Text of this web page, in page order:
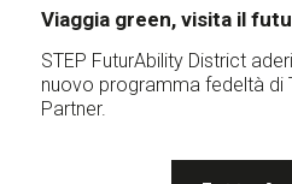
Viaggia green, visita il
STEP FuturAbility District
nuovo programma fedeltà di
Partner.